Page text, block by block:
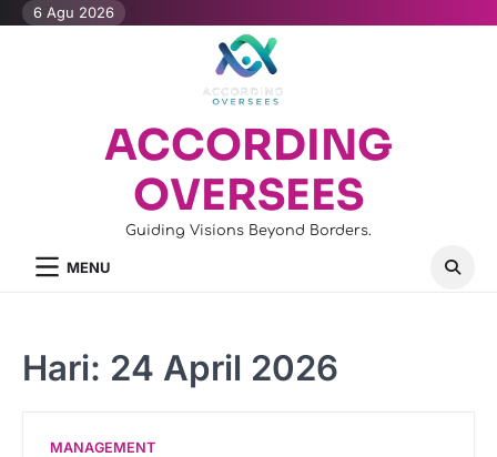
Skip6 Agu 2026
ACCORDING
OVERSEES
Guiding Visions Beyond Borders.
MENU
Hari: 24 April 2026
MANAGEMENT